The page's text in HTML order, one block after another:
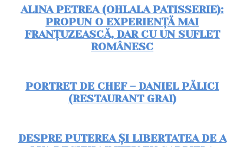
ALINA PETREA (OHLALA PATISSERIE):
PROPUN O EXPERIENȚĂ MAI
FRANȚUZEASCĂ, DAR CU UN SUFLET
ROMÂNESC
PORTRET DE CHEF – DANIEL PĂLICI
(RESTAURANT GRAI)
DESPRE PUTEREA ȘI LIBERTATEA DE A